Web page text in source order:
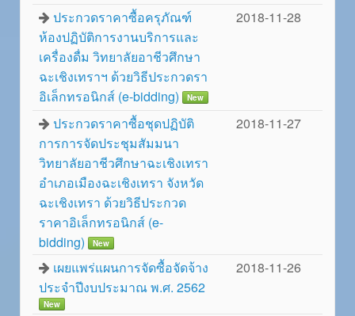
ประกวดราคาซื้อครุภัณฑ์
ห้องปฏิบัติการงานบริการและ
เครื่องดื่ม วิทยาลัยอาชีวศึกษา
ฉะเชิงเทราฯ ด้วยวิธีประกวดรา
อิเล็กทรอนิกส์ (e-bidding)
New
2018-11-28
ประกวดราคาซื้อชุดปฏิบัติ
การการจัดประชุมสัมมนา
วิทยาลัยอาชีวศึกษาฉะเชิงเทรา
อำเภอเมืองฉะเชิงเทรา จังหวัด
ฉะเชิงเทรา ด้วยวิธีประกวด
ราคาอิเล็กทรอนิกส์ (e-
bidding)
New
2018-11-27
เผยแพร่แผนการจัดซื้อจัดจ้าง
ประจำปีงบประมาณ พ.ศ. 2562
New
2018-11-26